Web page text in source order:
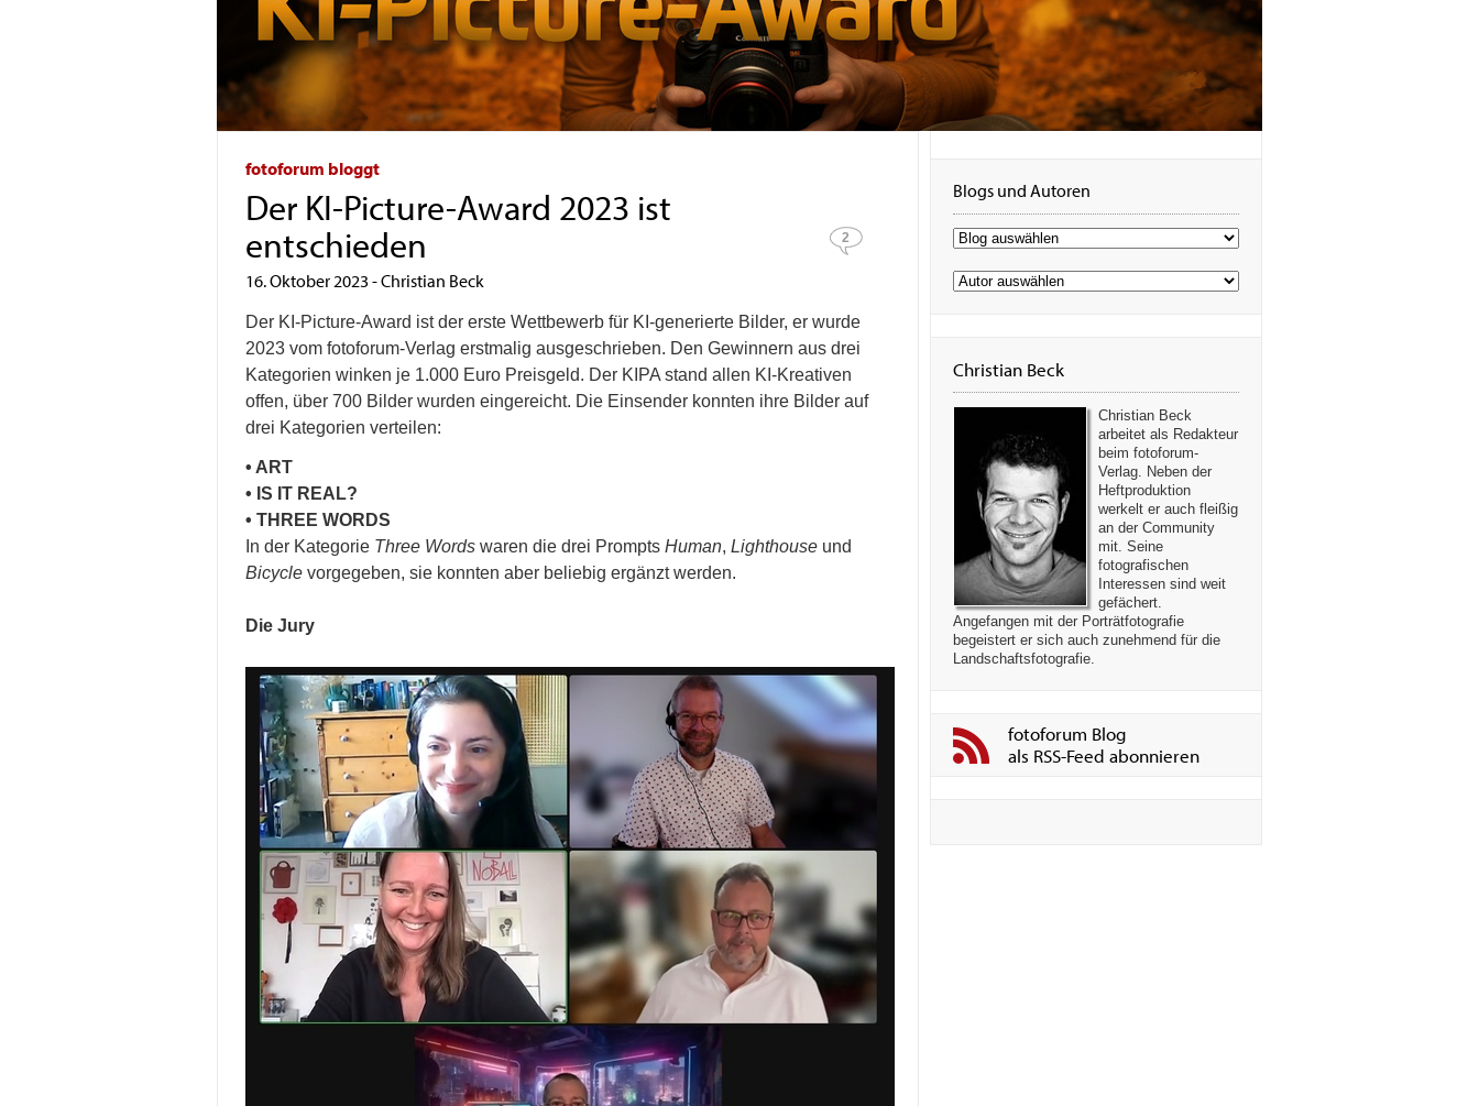
fotoforum bloggt
Der KI-Picture-Award 2023 ist
entschieden
16. Oktober 2023 -Christian Beck
2
Der KI-Picture-Award ist der erste Wettbewerb für KI-generierte Bilder, er wurde
2023 vom fotoforum-Verlag erstmalig ausgeschrieben. Den Gewinnern aus drei
Kategorien winken je 1.000 Euro Preisgeld. Der KIPA stand allen KI-Kreativen
offen, über 700 Bilder wurden eingereicht. Die Einsender konnten ihre Bilder auf
drei Kategorien verteilen:
• ART
• IS IT REAL?
• THREE WORDS
In der Kategorie Three Words waren die drei Prompts Human, Lighthouse und
Bicycle vorgegeben, sie konnten aber beliebig ergänzt werden.
Die Jury
Blogs und Autoren
Blog
Autor
Christian Beck
Christian Beck
arbeitet als Redakteur
beim fotoforum-
Verlag. Neben der
Heftproduktion
werkelt er auch fleißig
an der Community
mit. Seine
fotografischen
Interessen sind weit
gefächert.
Angefangen mit der Porträtfotografie
begeistert er sich auch zunehmend für die
Landschaftsfotografie.
fotoforum Blog
als RSS-Feed abonnieren